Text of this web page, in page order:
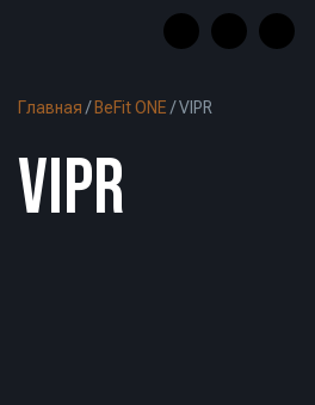
Главная / BeFit ONE /VIPR
VIPR